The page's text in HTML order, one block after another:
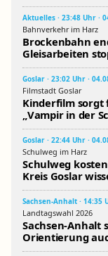
Aktuelles · 23:48 Uhr ·
Bahnverkehr im Harz
Brockenbahn
Gleisarbeiten
Goslar · 23:02 Uhr ·
Filmstadt Goslar
Kinderfilm sorgt
„Vampir in der
Goslar · 22:44 Uhr ·
Schulweg im Harz
Schulweg
Kreis Goslar
Sachsen-Anhalt · 14:35
Landtagswahl 2026
Sachsen-Anhalt
Orientierung